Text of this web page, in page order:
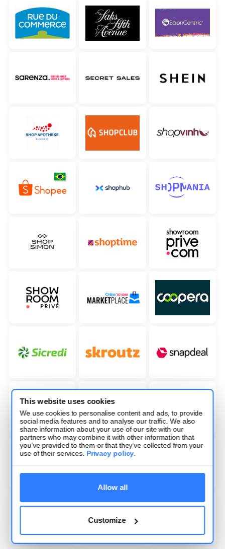
This website uses cookies
We use cookies to personalise content and ads, to provide
social media features and to analyse our traffic. We also
share information about your use of our site with our
partners who may combine it with other information that
you’ve provided to them or that they’ve collected from your
use of their services. Privacy policy.
Allow all
Customize